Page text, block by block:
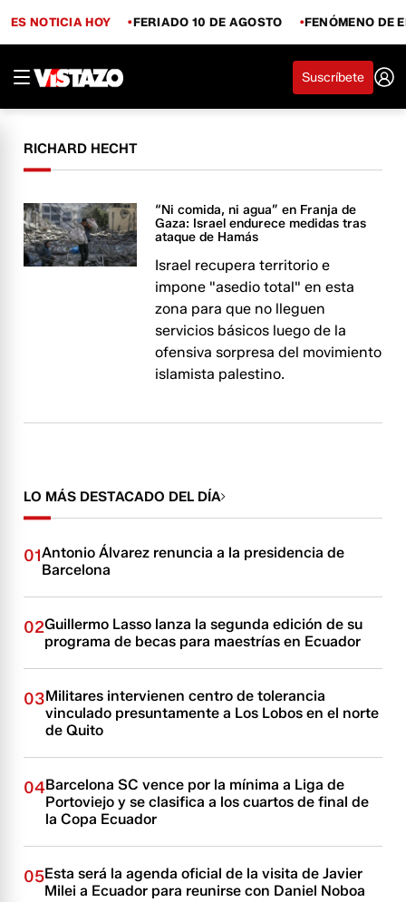
ES NOTICIA HOY FERIADO 10 DE AGOSTO FENÓMENO DE
Suscríbete
RICHARD HECHT
“Ni comida, ni agua” en Franja de
Gaza: Israel endurece medidas tras
ataque de Hamás
Israel recupera territorio e
impone "asedio total" en esta
zona para que no lleguen
servicios básicos luego de la
ofensiva sorpresa del movimiento
islamista palestino.
LO MÁS DESTACADO DEL DÍA
01Antonio Álvarez renuncia a la presidencia de
Barcelona
02Guillermo Lasso lanza la segunda edición de su
programa de becas para maestrías en Ecuador
03Militares intervienen centro de tolerancia
vinculado presuntamente a Los Lobos en el norte
de Quito
04Barcelona SC vence por la mínima a Liga de
Portoviejo y se clasifica a los cuartos de final de
la Copa Ecuador
05Esta será la agenda oficial de la visita de Javier
Milei a Ecuador para reunirse con Daniel Noboa